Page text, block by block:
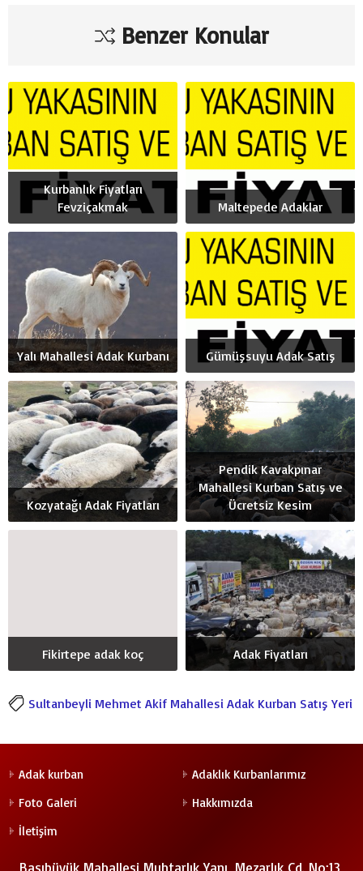
Benzer Konular
Kurbanlık Fiyatları
Fevziçakmak
Maltepede Adaklar
Yalı Mahallesi Adak Kurbanı Gümüşsuyu Adak Satış
Kozyatağı Adak Fiyatları
Pendik Kavakpınar
Mahallesi Kurban Satış ve
Ücretsiz Kesim
Fikirtepe adak koç Adak Fiyatları
Sultanbeyli Mehmet Akif Mahallesi Adak Kurban Satış Yeri
Adak kurban
Adaklık Kurbanlarımız
Foto Galeri
Hakkımızda
İletişim
Başıbüyük Mahallesi Muhtarlık Yanı, Mezarlık Cd. No:13,